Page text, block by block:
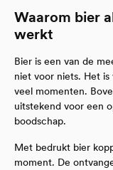
Waarom bier
werkt
Bier is een van de
niet voor niets. Het
veel momenten.
uitstekend voor een
boodschap.
Met bedrukt bier
moment. De